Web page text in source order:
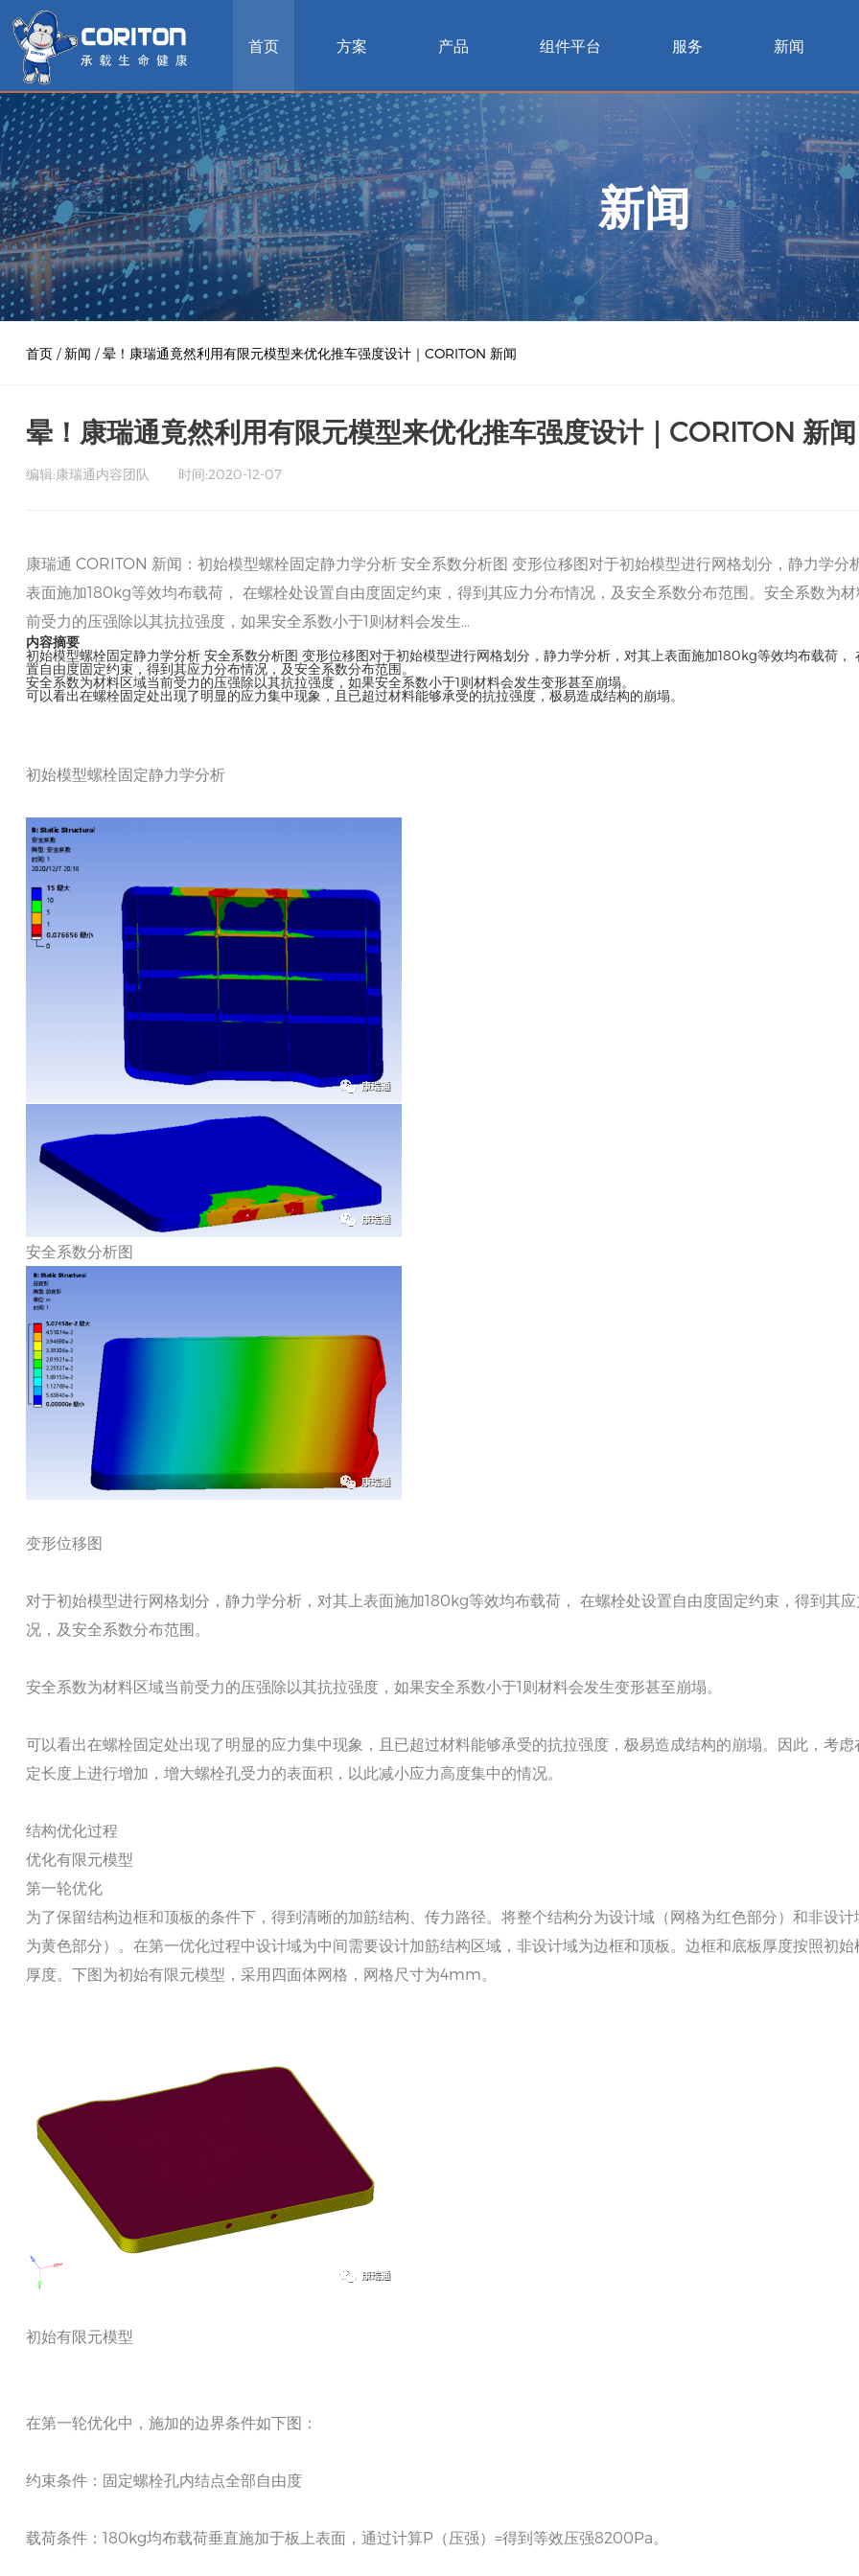
首页 方案 产品 组件平台 服务 新闻
新闻
首页/ 新闻 /晕！康瑞通竟然利用有限元模型来优化推车强度设计｜CORITON 新闻
晕！康瑞通竟然利用有限元模型来优化推车强度设计｜CORITON 新闻
编辑:康瑞通内容团队 时间:2020-12-07
康瑞通 CORITON 新闻：初始模型螺栓固定静力学分析 安全系数分析图 变形位移图对于初始模型进行网格划分，静力学分
表面施加180kg等效均布载荷， 在螺栓处设置自由度固定约束，得到其应力分布情况，及安全系数分布范围。安全系数为
前受力的压强除以其抗拉强度，如果安全系数小于1则材料会发生…
内容摘要
初始模型螺栓固定静力学分析 安全系数分析图 变形位移图对于初始模型进行网格划分，静力学分析，对其上表面施加180kg等效均布载荷，
置自由度固定约束，得到其应力分布情况，及安全系数分布范围。
安全系数为材料区域当前受力的压强除以其抗拉强度，如果安全系数小于1则材料会发生变形甚至崩塌。
可以看出在螺栓固定处出现了明显的应力集中现象，且已超过材料能够承受的抗拉强度，极易造成结构的崩塌。
初始模型螺栓固定静力学分析
安全系数分析图
变形位移图
对于初始模型进行网格划分，静力学分析，对其上表面施加180kg等效均布载荷， 在螺栓处设置自由度固定约束，得到其
况，及安全系数分布范围。
安全系数为材料区域当前受力的压强除以其抗拉强度，如果安全系数小于1则材料会发生变形甚至崩塌。
可以看出在螺栓固定处出现了明显的应力集中现象，且已超过材料能够承受的抗拉强度，极易造成结构的崩塌。因此，考虑
定长度上进行增加，增大螺栓孔受力的表面积，以此减小应力高度集中的情况。
结构优化过程
优化有限元模型
第一轮优化
为了保留结构边框和顶板的条件下，得到清晰的加筋结构、传力路径。将整个结构分为设计域（网格为红色部分）和非设计
为黄色部分）。在第一优化过程中设计域为中间需要设计加筋结构区域，非设计域为边框和顶板。边框和底板厚度按照初始
厚度。下图为初始有限元模型，采用四面体网格，网格尺寸为4mm。
初始有限元模型
在第一轮优化中，施加的边界条件如下图：
约束条件：固定螺栓孔内结点全部自由度
载荷条件：180kg均布载荷垂直施加于板上表面，通过计算P（压强）=得到等效压强8200Pa。